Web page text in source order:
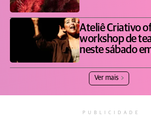
Ateliê Criativo
workshop de
neste sábado
Ver mais
PUBLICIDADE